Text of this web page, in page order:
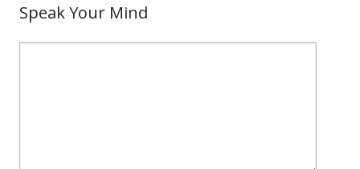
Speak Your Mind